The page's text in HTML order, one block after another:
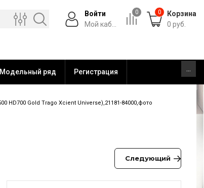
Войти
Мой каб...
0 0
Корзина
0 руб.
Модельный ряд Регистрация ...
HD700 Gold Trago Xcient Universe),21181-84000,фото
Следующий